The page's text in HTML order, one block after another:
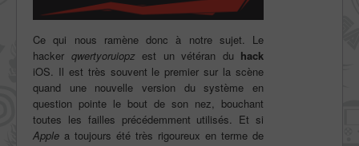
Ce qui nous ramène donc à notre sujet. Le
hacker qwertyoruiopzest un vétéran du hack
iOS. Il est très souvent le premier sur la scène
quand une nouvelle version du système en
question pointe le bout de son nez, bouchant
toutes les failles précédemment utilisés. Et si
Apple a toujours été très rigoureux en terme de